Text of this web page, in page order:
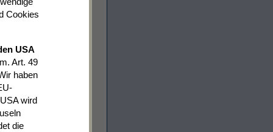
Cookies
USA
Art. 49
haben
wird
die